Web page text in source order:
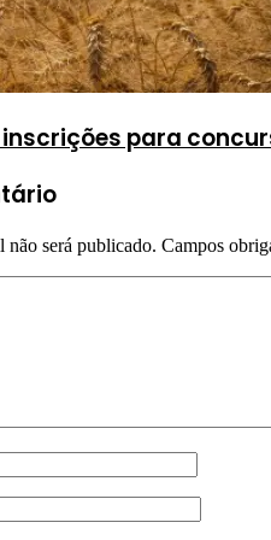
para
não será publicado. Campos